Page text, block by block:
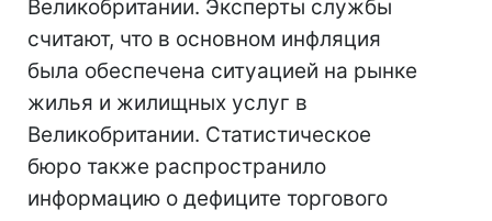
Великобритании. Эксперты службы
считают, что в основном инфляция
была обеспечена ситуацией на рынке
жилья и жилищных услуг в
Великобритании. Статистическое
бюро также распространило
информацию о дефиците торгового